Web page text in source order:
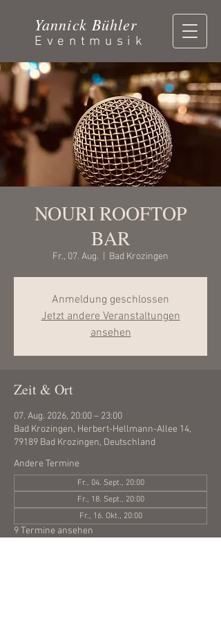
Yannick Bühler
Eventmusik
NOURI ROOFTOP
BAR
Fr., 07. Aug. Bad Krozingen
Anmeldung geschlossen
Jetzt andere Veranstaltungen
ansehen
Zeit & Ort
07. Aug. 2026, 20:00 – 23:00
Bad Krozingen, Herbert-Hellmann-Allee 14,
79189 Bad Krozingen, Deutschland
Andere Termine
Fr., 04. Sept., 20:00
Fr., 18. Sept., 20:00
Fr., 16. Okt., 20:00
9 Termine ansehen